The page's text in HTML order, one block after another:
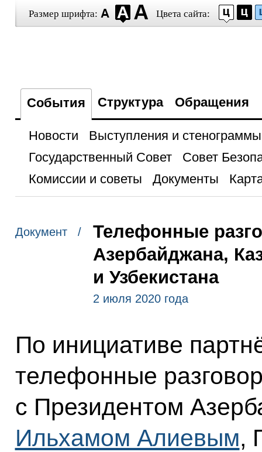
Размер шрифта: Цвета сайта:
События Структура Обращения
Новости
Выступления и стенограммы
Государственный Совет
Совет
Комиссии и советы
Документы
Документ /
Телефонные
Азербайджана,
и Узбекистана
2 июля 2020 года
По инициативе
телефонные
с Президентом
Ильхамом Алиевым,